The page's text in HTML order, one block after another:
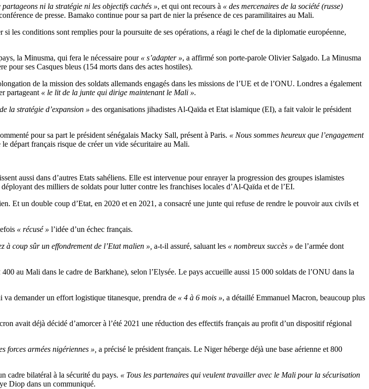
ni la stratégie ni les objectifs cachés », et qui ont recours à « des mercenaires de la société (russe)
de presse. Bamako continue pour sa part de nier la présence de ces paramilitaires au Mali.
conditions sont remplies pour la poursuite de ses opérations, a réagi le chef de la diplomatie européenne,
la Minusma, qui fera le nécessaire pour « s’adapter », a affirmé son porte-parole Olivier Salgado. La Minusma
pour ses Casques bleus (154 morts dans des actes hostiles).
de la mission des soldats allemands engagés dans les missions de l’UE et de l’ONU. Londres a également
partageant « le lit de la junte qui dirige maintenant le Mali ».
la stratégie d’expansion » des organisations jihadistes Al-Qaïda et Etat islamique (EI), a fait valoir le président
pour sa part le président sénégalais Macky Sall, présent à Paris. « Nous sommes heureux que l’engagement
départ français risque de créer un vide sécuritaire au Mali.
aussi dans d’autres Etats sahéliens. Elle est intervenue pour enrayer la progression des groupes islamistes
des milliers de soldats pour lutter contre les franchises locales d’Al-Qaïda et de l’EI.
Et un double coup d’Etat, en 2020 et en 2021, a consacré une junte qui refuse de rendre le pouvoir aux civils et
« récusé » l’idée d’un échec français.
à coup sûr un effondrement de l’Etat malien », a-t-il assuré, saluant les « nombreux succès » de l’armée dont
au Mali dans le cadre de Barkhane), selon l’Elysée. Le pays accueille aussi 15 000 soldats de l’ONU dans la
demander un effort logistique titanesque, prendra de « 4 à 6 mois », a détaillé Emmanuel Macron, beaucoup plus
avait déjà décidé d’amorcer à l’été 2021 une réduction des effectifs français au profit d’un dispositif régional
forces armées nigériennes », a précisé le président français. Le Niger héberge déjà une base aérienne et 800
cadre bilatéral à la sécurité du pays. « Tous les partenaires qui veulent travailler avec le Mali pour la sécurisation
Diop dans un communiqué.